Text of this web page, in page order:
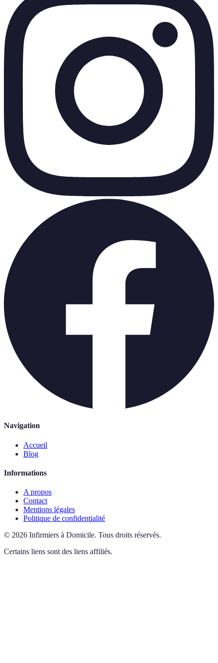
Navigation
Accueil
Blog
Informations
A propos
Contact
Mentions légales
Politique de confidentialité
© 2026 Infirmiers à Domicile. Tous droits réservés.
Certains liens sont des liens affiliés.